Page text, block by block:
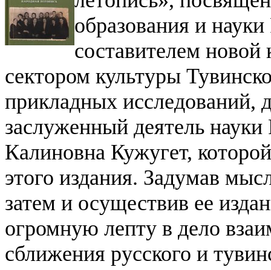
образования и
составителем
сектором культуры
прикладных исследований,
заслуженный деятель
Калиновна Кужугет,
этого издания. Задумав
затем и осуществив ее
огромную лепту в дело
сближения русского и